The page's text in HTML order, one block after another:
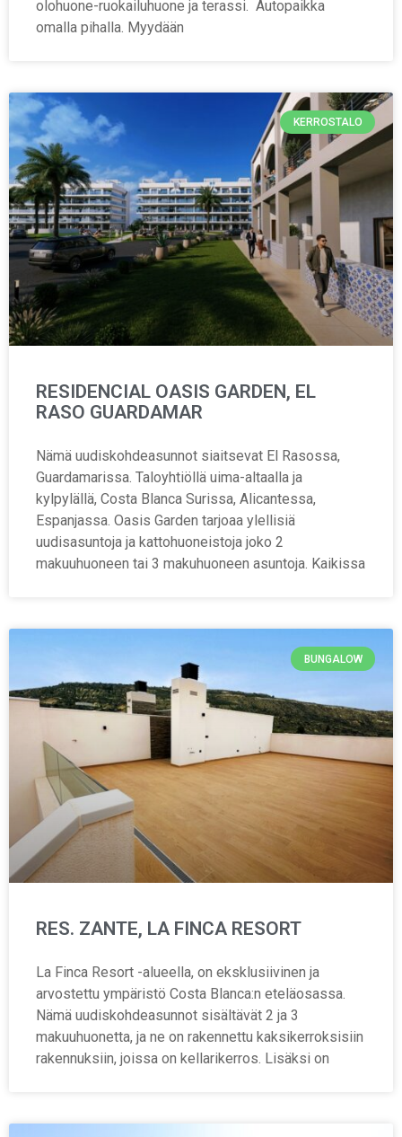
olohuone-ruokailuhuone ja terassi. Autopaikka
omalla pihalla. Myydään
KERROSTALO
RESIDENCIAL OASIS GARDEN, EL
RASO GUARDAMAR
Nämä uudiskohdeasunnot siaitsevat El Rasossa,
Guardamarissa. Taloyhtiöllä uima-altaalla ja
kylpylällä, Costa Blanca Surissa, Alicantessa,
Espanjassa. Oasis Garden tarjoaa ylellisiä
uudisasuntoja ja kattohuoneistoja joko 2
makuuhuoneen tai 3 makuhuoneen asuntoja. Kaikissa
BUNGALOW
RES. ZANTE, LA FINCA RESORT
La Finca Resort -alueella, on eksklusiivinen ja
arvostettu ympäristö Costa Blanca:n eteläosassa.
Nämä uudiskohdeasunnot sisältävät 2 ja 3
makuuhuonetta, ja ne on rakennettu kaksikerroksisiin
rakennuksiin, joissa on kellarikerros. Lisäksi on